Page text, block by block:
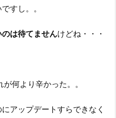
すし。。
は待てませんけどね・・・
何より辛かった。。
アップデートすらできなく